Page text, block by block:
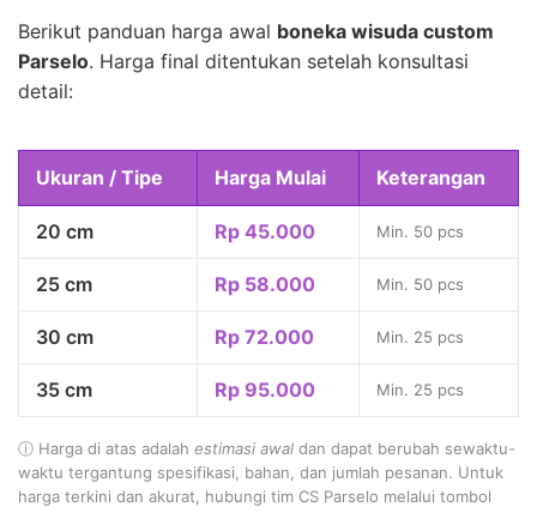
Berikut panduan harga awal boneka wisuda custom
Parselo. Harga final ditentukan setelah konsultasi
detail:
Ukuran / Tipe Harga Mulai Keterangan
20 cm Rp 45.000 Min. 50 pcs
25 cm Rp 58.000 Min. 50 pcs
30 cm Rp 72.000 Min. 25 pcs
35 cm Rp 95.000 Min. 25 pcs
ⓘ Harga di atas adalah estimasi awal dan dapat berubah sewaktu-
waktu tergantung spesifikasi, bahan, dan jumlah pesanan. Untuk
harga terkini dan akurat, hubungi tim CS Parselo melalui tombol